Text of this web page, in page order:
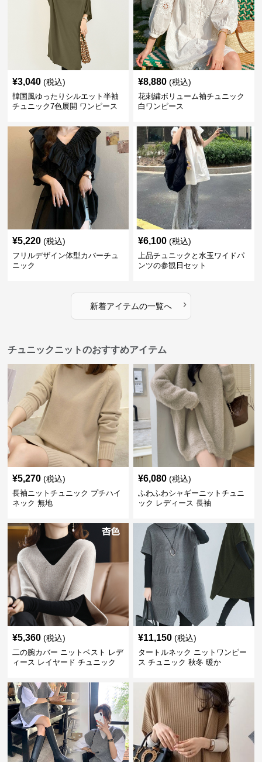
¥3,040 (税込)
韓国風ゆったりシルエット半袖
チュニック7色展開 ワンピース
¥8,880 (税込)
花刺繍ボリューム袖チュニック
白ワンピース
¥5,220 (税込)
フリルデザイン体型カバーチュ
ニック
¥6,100 (税込)
上品チュニックと水玉ワイドパ
ンツの参観日セット
新着アイテムの一覧へ ›
チュニックニットのおすすめアイテム
¥5,270 (税込)
長袖ニットチュニック プチハイ
ネック 無地
¥6,080 (税込)
ふわふわシャギーニットチュニ
ック レディース 長袖
¥5,360 (税込)
二の腕カバー ニットベスト レデ
ィース レイヤード チュニック
¥11,150 (税込)
タートルネック ニットワンピー
ス チュニック 秋冬 暖か